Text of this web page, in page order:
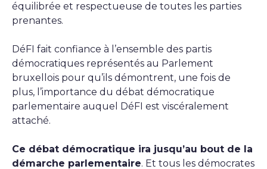
équilibrée et respectueuse de toutes les parties
prenantes.
DéFI fait confiance à l’ensemble des partis
démocratiques représentés au Parlement
bruxellois pour qu’ils démontrent, une fois de
plus, l’importance du débat démocratique
parlementaire auquel DéFI est viscéralement
attaché.
Ce débat démocratique ira jusqu’au bout de la
démarche parlementaire. Et tous les démocrates